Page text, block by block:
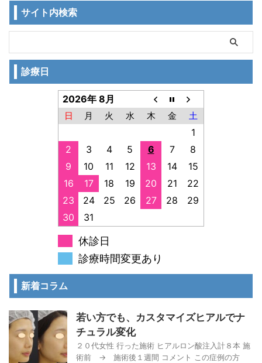
サイト内検索
診療日
2026年 8月
日 月 火 水 木 金 土
1
2
3 4 5 6 7
8
9
10 11 12 13 14
15
16
17 18 19 20 21
22
23
24 25 26 27 28
29
30
31
休診日
診療時間変更あり
新着コラム
若い方でも、カスタマイズヒアルでナ
チュラル変化
２０代女性 行った施術 ヒアルロン酸注入計８本 施
術前 → 施術後１週間 コメント この症例の方